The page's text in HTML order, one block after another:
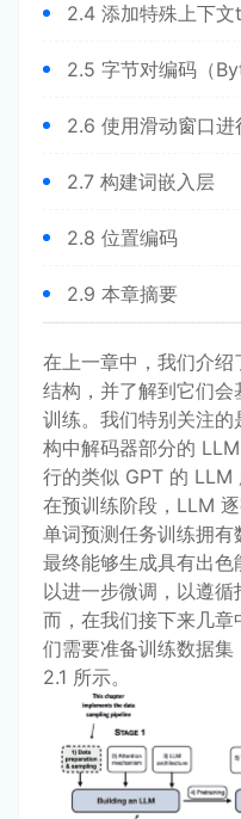
2.4 添加特殊上下
2.5 字节对编码（
2.6 使用滑动窗口进
2.7 构建词嵌入层
2.8 位置编码
2.9 本章摘要
在上一章中，我们介
结构，并了解到它们
训练。我们特别关注
构中解码器部分的
行的类似 GPT 的 LLM
在预训练阶段，LLM
单词预测任务训练拥有
最终能够生成具有出
以进一步微调，以遵
而，在我们接下来几
们需要准备训练数据
2.1 所示。